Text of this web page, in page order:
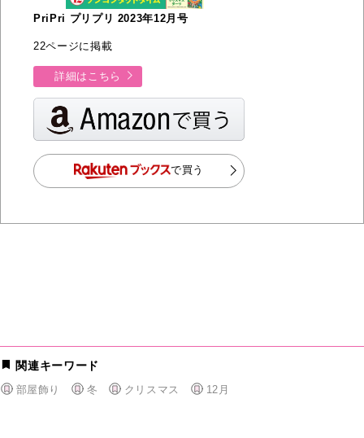
PriPri プリプリ 2023年12月号
22ページに掲載
詳細はこちら
で買う
関連キーワード
部屋飾り 冬 クリスマス 12月